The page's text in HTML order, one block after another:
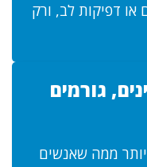
או דפיקות לב, ורק
גורמים
ממה שאנשים